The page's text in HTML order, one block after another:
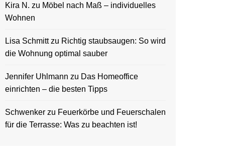
Kira N. zu Möbel nach Maß – individuelles
Wohnen
Lisa Schmittzu Richtig staubsaugen: So wird
die Wohnung optimal sauber
Jennifer Uhlmann zu Das Homeoffice
einrichten – die besten Tipps
Schwenker zu Feuerkörbe und Feuerschalen
für die Terrasse: Was zu beachten ist!